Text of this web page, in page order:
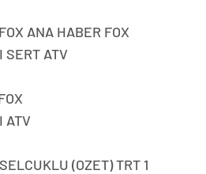
ANA HABER FOX
SERT ATV
ATV
(OZET) TRT 1